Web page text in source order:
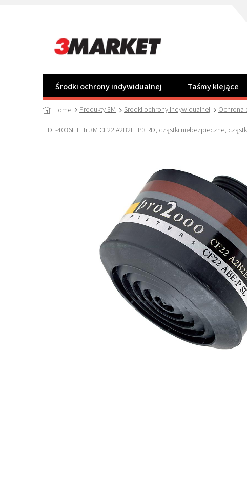
Środki ochrony indywidualnej Taśmy klejące
Home Produkty 3M Środki ochrony indywidualnej Ochrona
DT-4036E Filtr 3M CF22 A2B2E1P3 RD, cząstki niebezpieczne,